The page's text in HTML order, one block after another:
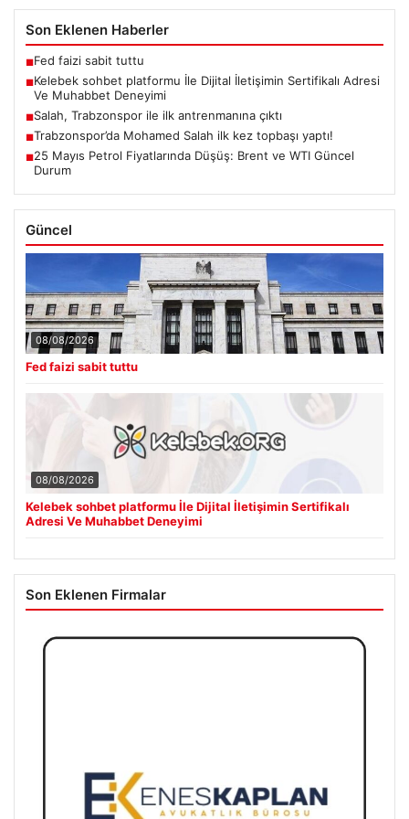
Son Eklenen Haberler
■Fed faizi sabit tuttu
■Kelebek sohbet platformu İle Dijital İletişimin Sertifikalı Adresi
Ve Muhabbet Deneyimi
■Salah, Trabzonspor ile ilk antrenmanına çıktı
■Trabzonspor’da Mohamed Salah ilk kez topbaşı yaptı!
■25 Mayıs Petrol Fiyatlarında Düşüş: Brent ve WTI Güncel
Durum
Güncel
08/08/2026
Fed faizi sabit tuttu
08/08/2026
Kelebek sohbet platformu İle Dijital İletişimin Sertifikalı
Adresi Ve Muhabbet Deneyimi
Son Eklenen Firmalar